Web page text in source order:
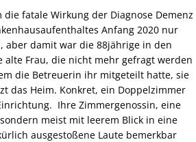
fatale Wirkung der Diagnose Demenz
Anfang 2020 nur
aber damit war die 88jährige in den
Frau, die nicht mehr gefragt werden
die Betreuerin ihr mitgeteilt hatte, sie
das Heim. Konkret, ein Doppelzimmer
Ihre Zimmergenossin, eine
meist mit leerem Blick in eine
ausgestoßene Laute bemerkbar